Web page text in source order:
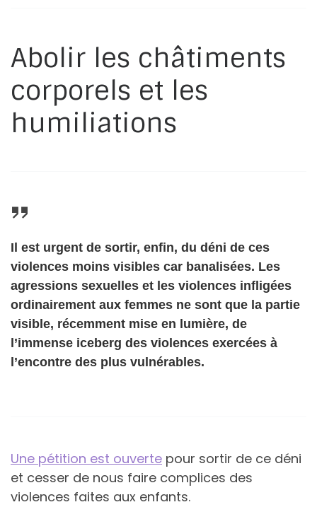
Abolir les châtiments
corporels et les
humiliations
Il est urgent de sortir, enfin, du déni de ces
violences moins visibles car banalisées. Les
agressions sexuelles et les violences infligées
ordinairement aux femmes ne sont que la partie
visible, récemment mise en lumière, de
l’immense iceberg des violences exercées à
l’encontre des plus vulnérables.
Une pétition est ouverte pour sortir de ce déni
et cesser de nous faire complices des
violences faites aux enfants.